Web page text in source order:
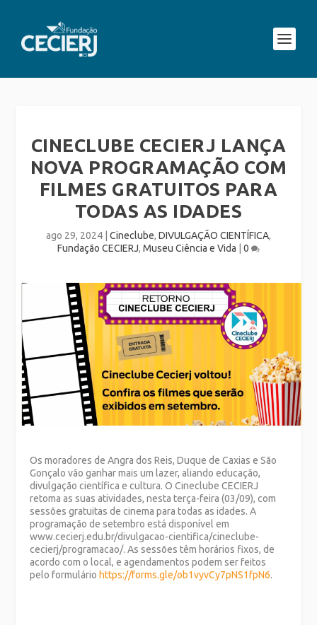
CINECLUBE CECIERJ LANÇA
NOVA PROGRAMAÇÃO COM
FILMES GRATUITOS PARA
TODAS AS IDADES
ago 29, 2024 Cineclube, DIVULGAÇÃO CIENTÍFICA,
Fundação CECIERJ, Museu Ciência e Vida 0
Os moradores de Angra dos Reis, Duque de Caxias e São
Gonçalo vão ganhar mais um lazer, aliando educação,
divulgação científica e cultura. O Cineclube CECIERJ
retoma as suas atividades, nesta terça-feira (03/09), com
sessões gratuitas de cinema para todas as idades. A
programação de setembro está disponível em
www.cecierj.edu.br/divulgacao-cientifica/cineclube-
cecierj/programacao/. As sessões têm horários fixos, de
acordo com o local, e agendamentos podem ser feitos
pelo formuláriohttps://forms.gle/ob1vyvCy7pNS1fpN6.